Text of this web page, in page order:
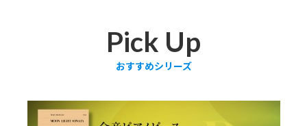
Pick Up
おすすめシリーズ